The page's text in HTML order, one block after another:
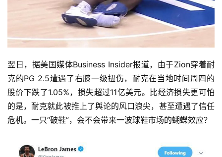
翌日，据美国媒体Business Insider报道，由于Zion穿着耐
克的PG 2.5遭遇了右膝一级扭伤，耐克在当地时间周四的
股价下跌了1.05%，损失超过11亿美元。比经济损失更可怕
的是，耐克就此被推上了舆论的风口浪尖，甚至遭遇了信任
危机。一只“破鞋”，会不会带来一波球鞋市场的蝴蝶效应？